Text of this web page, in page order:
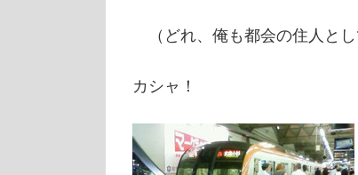
（どれ、俺も都会の住人と
カシャ！